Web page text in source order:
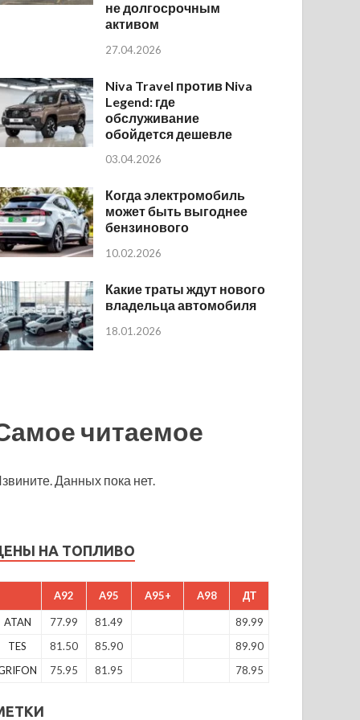
не долгосрочным
активом
27.04.2026
Niva Travel против Niva
Legend: где
обслуживание
обойдется дешевле
03.04.2026
Когда электромобиль
может быть выгоднее
бензинового
10.02.2026
Какие траты ждут нового
владельца автомобиля
18.01.2026
читаемое
Данных пока нет.
НА ТОПЛИВО
A92 A95 A95+ A98 ДТ
ATAN 77.99 81.49
89.99
TES
81.50 85.90
89.90
75.95 81.95 78.95